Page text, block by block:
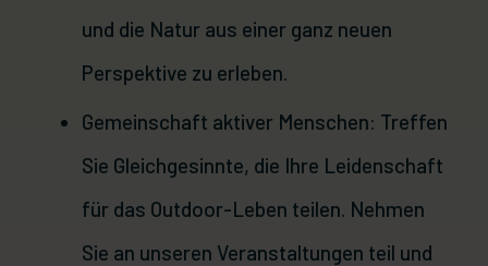
und die Natur aus einer ganz neuen
Perspektive zu erleben.
Gemeinschaft aktiver Menschen: Treffen
Sie Gleichgesinnte, die Ihre Leidenschaft
für das Outdoor-Leben teilen. Nehmen
Sie an unseren Veranstaltungen teil und